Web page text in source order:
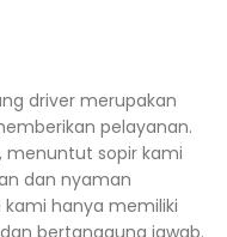
driver merupakan
pelayanan.
menuntut sopir kami
dan nyaman
hanya memiliki
bertanggung jawab.